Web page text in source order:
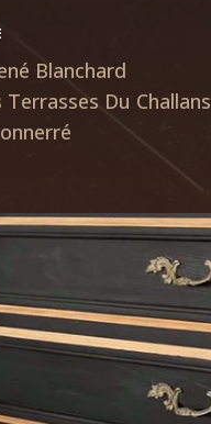
Blanchard
Terrasses Du Challans